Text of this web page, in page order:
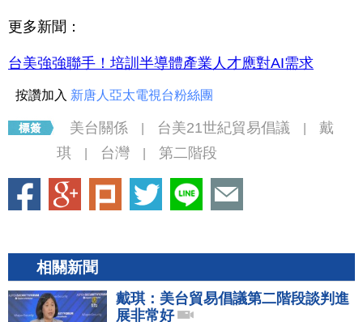
更多新聞：
台美強強聯手！培訓半導體產業人才應對AI需求
按讚加入 新唐人亞太電視台粉絲團
美台關係 台美21世紀貿易倡議
戴
琪
台灣 第二階段
相關新聞
戴琪：美台貿易倡議第二階段談判進
展非常好